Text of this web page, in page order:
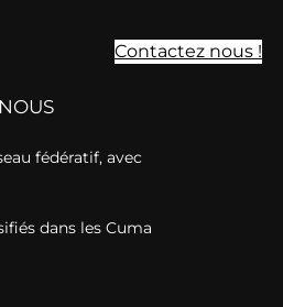
Contactez nous !
fédératif, avec
dans les Cuma